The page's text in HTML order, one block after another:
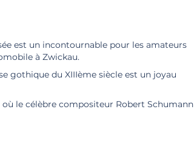
est un incontournable pour les amateurs
à Zwickau.
gothique du XIIIème siècle est un joyau
où le célèbre compositeur Robert Schumann